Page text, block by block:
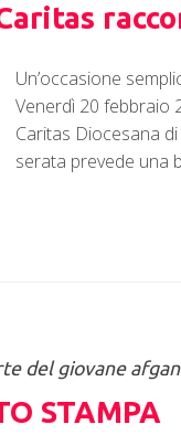
Un’occasione
Venerdì 20 febbraio
Caritas Diocesana
serata prevede una
del giovane
STAMPA